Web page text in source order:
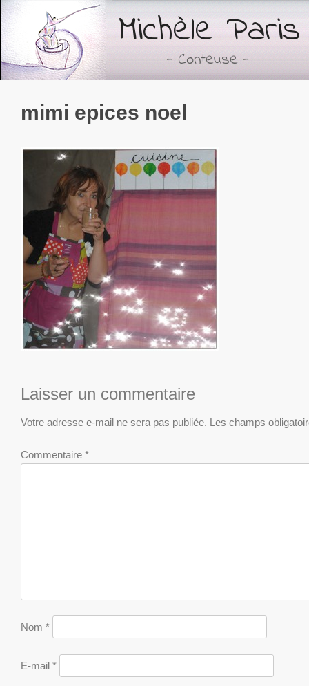
Michèle Paris
- Conteuse -
mimi epices noel
Laisser un commentaire
Votre adresse e-mail ne sera pas publiée. Les champs
Commentaire *
Nom *
E-mail *